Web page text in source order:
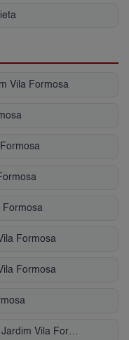
Vila Formosa
Formosa
Formosa
Formosa
Rua Antonio De Sousa Delmundo, Jardim Vila Formosa